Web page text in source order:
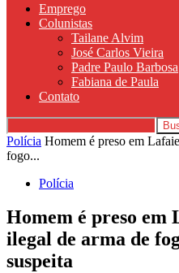
Emprego
Colunistas
Tailane Alvim
José Carlos Vieira
Padre Paulo Barbosa
Fabiana de Paula
Contato
Polícia Homem é preso em
fogo...
Polícia
Homem é preso em
ilegal de arma de
suspeita